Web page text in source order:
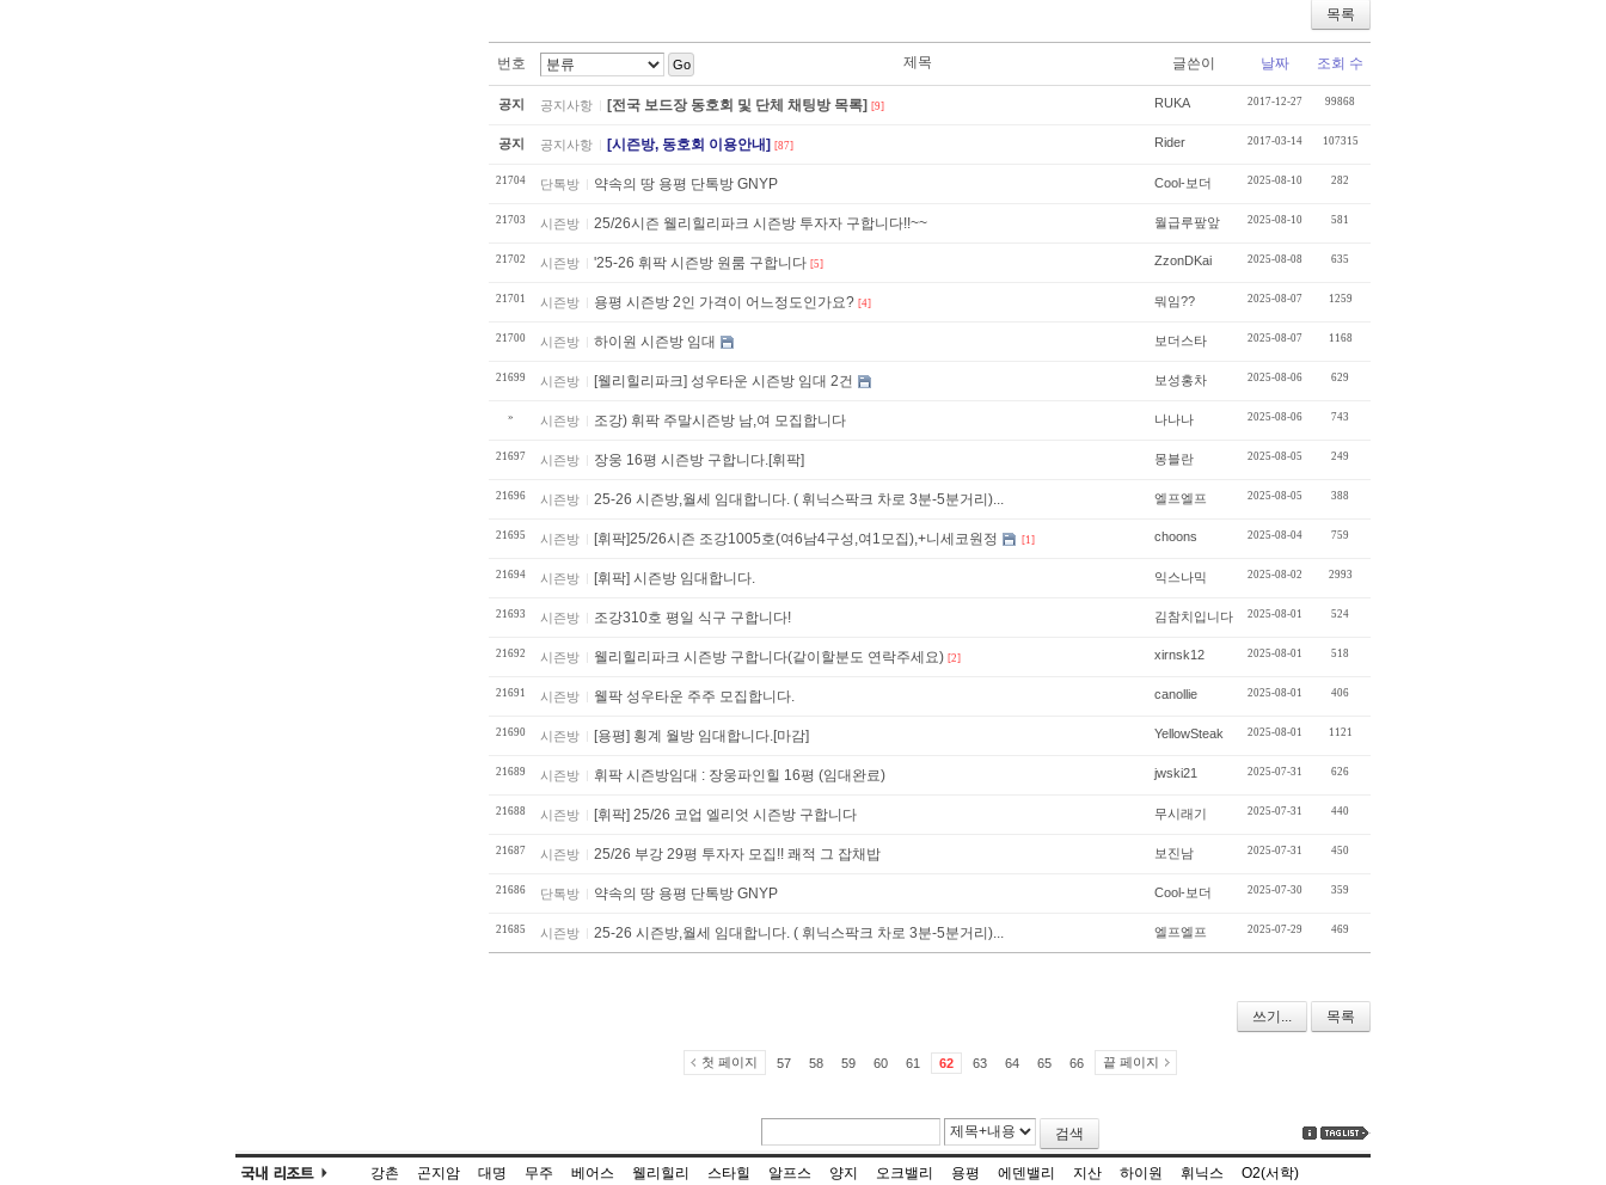
목록
번호 Go 제목 글쓴이 날짜 조회 수
공지 공지사항 [전국 보드장 동호회 및 단체 채팅방 목록] [9] RUKA 2017-12-27 99868
공지 공지사항 [시즌방, 동호회 이용안내] [87] Rider 2017-03-14 107315
21704 단톡방 약속의 땅 용평 단톡방 GNYP Cool-보더 2025-08-10 282
21703 시즌방 25/26시즌 웰리힐리파크 시즌방 투자자 구합니다!!~~ 월급루팦앞 2025-08-10 581
21702 시즌방 '25-26 휘팍 시즌방 원룸 구합니다 [5] ZzonDKai 2025-08-08 635
21701 시즌방 용평 시즌방 2인 가격이 어느정도인가요? [4] 뭐임?? 2025-08-07 1259
21700 시즌방 하이원 시즌방 임대 보더스타 2025-08-07 1168
21699 시즌방 [웰리힐리파크] 성우타운 시즌방 임대 2건 보성홍차 2025-08-06 629
» 시즌방 조강) 휘팍 주말시즌방 남,여 모집합니다 나나나 2025-08-06 743
21697 시즌방 장웅 16평 시즌방 구합니다.[휘팍] 몽블란 2025-08-05 249
21696 시즌방 25-26 시즌방,월세 임대합니다. ( 휘닉스팍크 차로 3분-5분거리)... 엘프엘프 2025-08-05 388
21695 시즌방 [휘팍]25/26시즌 조강1005호(여6남4구성,여1모집),+니세코원정 [1] choons 2025-08-04 759
21694 시즌방 [휘팍] 시즌방 임대합니다. 익스나믹 2025-08-02 2993
21693 시즌방 조강310호 평일 식구 구합니다! 김참치입니다 2025-08-01 524
21692 시즌방 웰리힐리파크 시즌방 구합니다(같이할분도 연락주세요) [2] xirnsk12 2025-08-01 518
21691 시즌방 웰팍 성우타운 주주 모집합니다. canollie 2025-08-01 406
21690 시즌방 [용평] 횡계 월방 임대합니다.[마감] YellowSteak 2025-08-01 1121
21689 시즌방 휘팍 시즌방임대 : 장웅파인힐 16평 (임대완료) jwski21 2025-07-31 626
21688 시즌방 [휘팍] 25/26 코업 엘리엇 시즌방 구합니다 무시래기 2025-07-31 440
21687 시즌방 25/26 부강 29평 투자자 모집!! 쾌적 그 잡채밥 보진남 2025-07-31 450
21686 단톡방 약속의 땅 용평 단톡방 GNYP Cool-보더 2025-07-30 359
21685 시즌방 25-26 시즌방,월세 임대합니다. ( 휘닉스팍크 차로 3분-5분거리)... 엘프엘프 2025-07-29 469
쓰기... 목록
첫 페이지 57 58 59 60 61 62 63 64 65 66 끝 페이지
검색
강촌 곤지암 대명 무주 베어스 웰리힐리 스타힐 알프스 양지 오크밸리 용평 에덴밸리 지산 하이원 휘닉스 O2(서학)